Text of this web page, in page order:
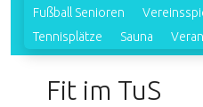
Fußball Senioren
Tennisplätze
Sauna
Fit im TuS